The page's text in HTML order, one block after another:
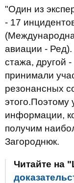
"Один из
- 17
авиации - Ред).
стажа, другой
принимали
резонансных
этого.Поэтому
информации,
получим
Загороднюк.
Читайте на